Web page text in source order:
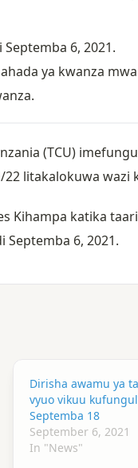
6, 2021.
ya kwanza
(TCU)
litakalokuwa wazi
Kihampa katika
6, 2021.
Dirisha awamu ya
vyuo vikuu
Septemba 18
September 6, 2021
In "News"